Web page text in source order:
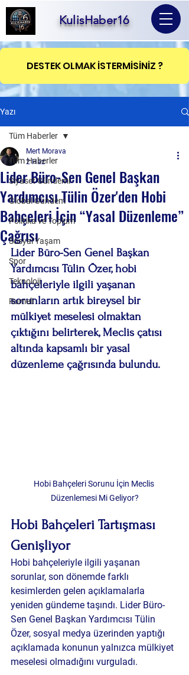
KulisHaber16
DESTEK OLMAK İSTERMİSİNİZ ?
Yazı
Tüm Haberler
Siyaset Gündemi
Global Gündem
Politika ve Toplum
Sosyal Yaşam
Spor
Teknoloji
Rumeli
Tüm Haberler
Lider Büro-Sen Genel Başkan
Yardımcısı Tülin Özer'den Hobi
Bahçeleri İçin “Yasal Düzenleme”
Çağrısı
Mert Morava
2 Haz
Lider Büro-Sen Genel Başkan
Yardımcısı Tülin Özer, hobi
bahçeleriyle ilgili yaşanan
sorunların artık bireysel bir
mülkiyet meselesi olmaktan
çıktığını belirterek, Meclis çatısı
altında kapsamlı bir yasal
düzenleme çağrısında bulundu.
Hobi Bahçeleri Sorunu İçin Meclis
Düzenlemesi Mi Geliyor?
Hobi Bahçeleri Tartışması
Genişliyor
Hobi bahçeleriyle ilgili yaşanan
sorunlar, son dönemde farklı
kesimlerden gelen açıklamalarla
yeniden gündeme taşındı. Lider Büro-
Sen Genel Başkan Yardımcısı Tülin
Özer, sosyal medya üzerinden yaptığı
açıklamada konunun yalnızca mülkiyet
meselesi olmadığını vurguladı.